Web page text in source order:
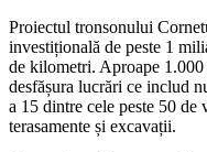
Proiectul tronsonului
investițională de peste 1
de kilometri. Aproape
desfășura lucrări ce includ
a 15 dintre cele peste 50 de
terasamente și excavații.